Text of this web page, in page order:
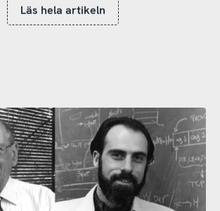
Läs hela artikeln